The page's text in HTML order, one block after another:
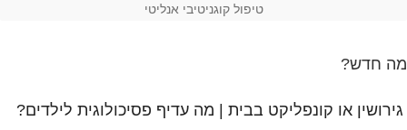
טיפול קוגניטיבי אנליטי
מה חדש?
גירושין או קונפליקט בבית | מה עדיף פסיכולוגית לילדים?